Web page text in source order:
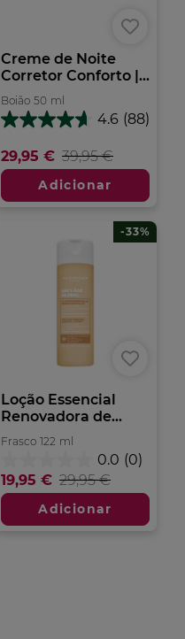
Creme de Noite
Corretor Conforto |...
Boião 50 ml
4.6 (88)
4.6
5
estrelas.
análises
29,95 € 39,95 €
Adicionar
Loção Essencial
Renovadora de...
Frasco 122 ml
0.0 (0)
em
5
estrelas.
19,95 € 29,95 €
-33%
Adicionar